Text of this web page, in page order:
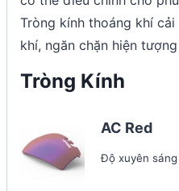
Tròng kính thoáng khí
khí, ngăn chặn hiện
Tròng Kính
AC Red
Độ xuyên sáng